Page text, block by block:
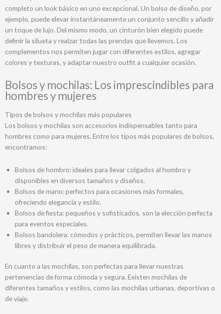
completo un look básico en uno excepcional. Un bolso de diseño, por
ejemplo, puede elevar instantáneamente un conjunto sencillo y añadir
un toque de lujo. Del mismo modo, un cinturón bien elegido puede
definir la silueta y realzar todas las prendas que llevemos. Los
complementos nos permiten jugar con diferentes estilos, agregar
colores y texturas, y adaptar nuestro outfit a cualquier ocasión.
Bolsos y mochilas: Los imprescindibles para
hombres y mujeres
Tipos de bolsos y mochilas más populares
Los bolsos y mochilas son accesorios indispensables tanto para
hombres como para mujeres. Entre los tipos más populares de bolsos,
encontramos:
Bolsos de hombro: ideales para llevar colgados al hombro y
disponibles en diversos tamaños y diseños.
Bolsos de mano: perfectos para ocasiones más formales,
ofreciendo elegancia y estilo.
Bolsos de fiesta: pequeños y sofisticados, son la elección perfecta
para eventos especiales.
Bolsos bandolera: cómodos y prácticos, permiten llevar las manos
libres y distribuir el peso de manera equilibrada.
En cuanto a las mochilas, son perfectas para llevar nuestras
pertenencias de forma cómoda y segura. Existen mochilas de
diferentes tamaños y estilos, como las mochilas urbanas, deportivas o
de viaje.